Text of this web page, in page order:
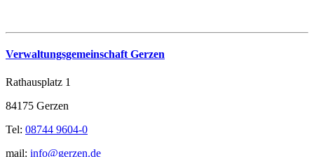
Verwaltungsgemeinschaft Gerzen
Rathausplatz 1
84175 Gerzen
Tel: 08744 9604-0
mail: info@gerzen.de